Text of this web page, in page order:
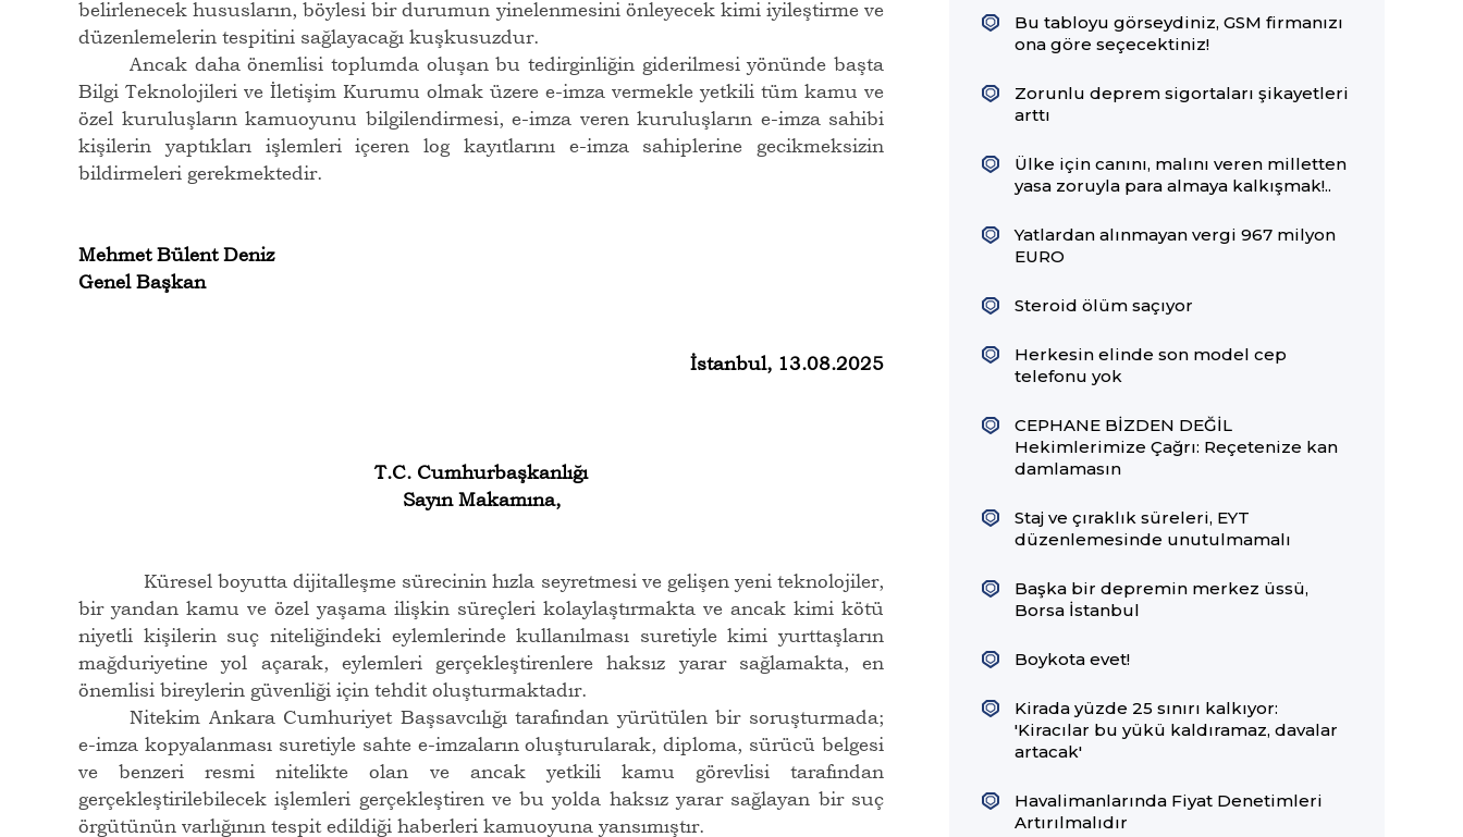
belirlenecek hususların, böylesi bir durumun yinelenmesini önleyecek kimi iyileştirme ve
düzenlemelerin tespitini sağlayacağı kuşkusuzdur.
Ancak daha önemlisi toplumda oluşan bu tedirginliğin giderilmesi yönünde başta
Bilgi Teknolojileri ve İletişim Kurumu olmak üzere e-imza vermekle yetkili tüm kamu ve
özel kuruluşların kamuoyunu bilgilendirmesi, e-imza veren kuruluşların e-imza sahibi
kişilerin yaptıkları işlemleri içeren log kayıtlarını e-imza sahiplerine gecikmeksizin
bildirmeleri gerekmektedir.
Mehmet Bülent Deniz
Genel Başkan
İstanbul, 13.08.2025
T.C. Cumhurbaşkanlığı
Sayın Makamına,
Küresel boyutta dijitalleşme sürecinin hızla seyretmesi ve gelişen yeni teknolojiler,
bir yandan kamu ve özel yaşama ilişkin süreçleri kolaylaştırmakta ve ancak kimi kötü
niyetli kişilerin suç niteliğindeki eylemlerinde kullanılması suretiyle kimi yurttaşların
mağduriyetine yol açarak, eylemleri gerçekleştirenlere haksız yarar sağlamakta, en
önemlisi bireylerin güvenliği için tehdit oluşturmaktadır.
Nitekim Ankara Cumhuriyet Başsavcılığı tarafından yürütülen bir soruşturmada;
e-imza kopyalanması suretiyle sahte e-imzaların oluşturularak, diploma, sürücü belgesi
ve benzeri resmi nitelikte olan ve ancak yetkili kamu görevlisi tarafından
gerçekleştirilebilecek işlemleri gerçekleştiren ve bu yolda haksız yarar sağlayan bir suç
örgütünün varlığının tespit edildiği haberleri kamuoyuna yansımıştır.
Bu tabloyu görseydiniz, GSM firmanızı
ona göre seçecektiniz!
Zorunlu deprem sigortaları şikayetleri
arttı
Ülke için canını, malını veren milletten
yasa zoruyla para almaya kalkışmak!..
Yatlardan alınmayan vergi 967 milyon
EURO
Steroid ölüm saçıyor
Herkesin elinde son model cep
telefonu yok
CEPHANE BİZDEN DEĞİL
Hekimlerimize Çağrı: Reçetenize kan
damlamasın
Staj ve çıraklık süreleri, EYT
düzenlemesinde unutulmamalı
Başka bir depremin merkez üssü,
Borsa İstanbul
Boykota evet!
Kirada yüzde 25 sınırı kalkıyor:
'Kiracılar bu yükü kaldıramaz, davalar
artacak'
Havalimanlarında Fiyat Denetimleri
Artırılmalıdır